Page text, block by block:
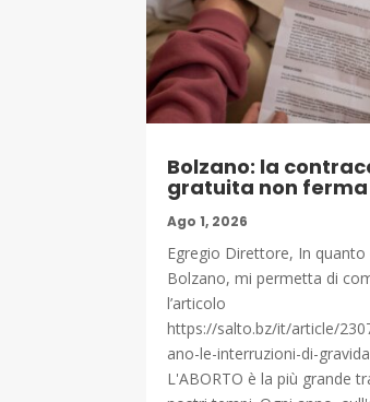
Bolzano: la
gratuita non
Ago 1, 2026
Egregio Direttore, In quanto
Bolzano, mi permetta di
l’articolo
https://salto.bz/it/article/
ano-le-interruzioni-di-
L'ABORTO è la più grande